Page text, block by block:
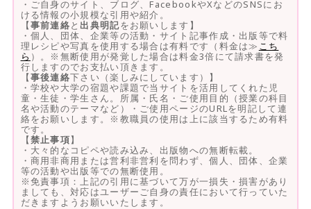
・ご自身のサイト、ブログ、FacebookやXなどのSNSにお
ける情報の小規模な引用や紹介。
【事前連絡と 出典明記をお願いします】
・個人、団体、企業等の活動・サイト記事作成・出版等で料
理レシピや写真を使用する場合は有料です（料金は≫ こち
ら ）。※無断使用が発覚した場合は料金3倍にて請求書を発
行しますのでお支払い頂きます。
【事後連絡下さい（楽しみにしています）】
・学校や大学の宿題や課題で当サイトを活用してくれた児
童・生徒・学生さん。所属・氏名・ご使用目的（授業の科目
名や活動のテーマなど）・ご使用ページのURLを明記して連
絡をお願いします。※教職員の使用は上に該当するため有料
です。
【禁止事項】
・大々的なコピペや読み込み、出版物への無断転載。
・商用非商用または営利非営利を問わず、個人、団体、企業
等の活動や出版等での無断使用。
※免責事項：上記の引用に基づいて万が一損失・損害があり
ましても、対応はユーザーご自身の責任において行っていた
だきますようお願いいたします。